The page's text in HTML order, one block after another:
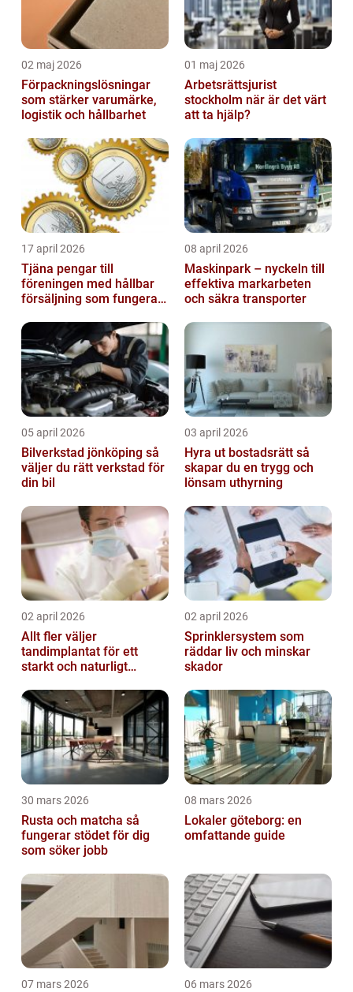
02 maj 2026
Förpackningslösningar
som stärker varumärke,
logistik och hållbarhet
01 maj 2026
Arbetsrättsjurist
stockholm när är det värt
att ta hjälp?
17 april 2026
Tjäna pengar till
föreningen med hållbar
försäljning som fungerar
08 april 2026
Maskinpark – nyckeln till
effektiva markarbeten
och säkra transporter
05 april 2026
Bilverkstad jönköping så
väljer du rätt verkstad för
din bil
03 april 2026
Hyra ut bostadsrätt så
skapar du en trygg och
lönsam uthyrning
02 april 2026
Allt fler väljer
tandimplantat för ett
starkt och naturligt
02 april 2026
Sprinklersystem som
räddar liv och minskar
skador
30 mars 2026
Rusta och matcha så
fungerar stödet för dig
som söker jobb
08 mars 2026
Lokaler göteborg: en
omfattande guide
07 mars 2026 06 mars 2026